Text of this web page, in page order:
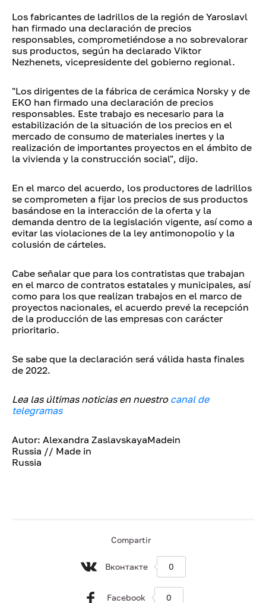
Los fabricantes de ladrillos de la región de Yaroslavl
han firmado una declaración de precios
responsables, comprometiéndose a no sobrevalorar
sus productos, según ha declarado Viktor
Nezhenets, vicepresidente del gobierno regional.
"Los dirigentes de la fábrica de cerámica Norsky y de
EKO han firmado una declaración de precios
responsables. Este trabajo es necesario para la
estabilización de la situación de los precios en el
mercado de consumo de materiales inertes y la
realización de importantes proyectos en el ámbito de
la vivienda y la construcción social", dijo.
En el marco del acuerdo, los productores de ladrillos
se comprometen a fijar los precios de sus productos
basándose en la interacción de la oferta y la
demanda dentro de la legislación vigente, así como a
evitar las violaciones de la ley antimonopolio y la
colusión de cárteles.
Cabe señalar que para los contratistas que trabajan
en el marco de contratos estatales y municipales, así
como para los que realizan trabajos en el marco de
proyectos nacionales, el acuerdo prevé la recepción
de la producción de las empresas con carácter
prioritario.
Se sabe que la declaración será válida hasta finales
de 2022.
Lea las últimas noticias en nuestro canal de
telegramas
Autor: Alexandra ZaslavskayaMadein
Russia // Made in
Russia
Compartir
Вконтакте 0
Facebook 0